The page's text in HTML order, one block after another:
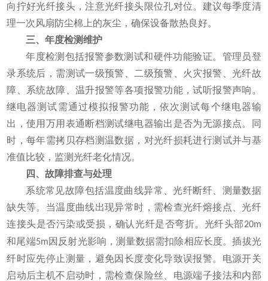
向拧好光纤接头，注意光纤接头限位孔对位。建议每季度清
理一次风扇防尘棉上的灰尘，确保设备散热良好。
三、年度检测维护
年度检测包括报警参数测试和硬件功能验证。管理员登
录系统后，需测试一级预警、二级预警、火灾报警、光纤故
障、系统故障、温升报警等各项报警功能，试听报警声响。
继电器测试需通过模拟报警功能，依次测试每个继电器输
出，使用万用表通断档测试继电器输出是否为无源接点。同
时，每年需拷贝存档测温数据，对光纤损耗进行测试并与基
准值比较，监测光纤老化情况。
四、故障排查与处理
系统常见故障包括温度曲线异常、光纤断纤、测量数据
缺失等。当温度曲线出现异常时，需检查光纤熔接点、光纤
连接头是否污染或受损，确认光纤是否弯折。光纤头部20m
和尾端5m因反射光影响，测量数据需扣除相应长度。插拔光
纤时应先停止测量，避免因长度变化导致误报警。电源开关
启动后主机不启动时，需检查保险丝、电源端子接法和内部